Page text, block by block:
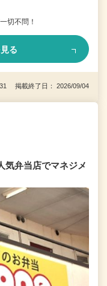
切不問！
る
掲載終了日： 2026/09/04
気弁当店でマネジメ